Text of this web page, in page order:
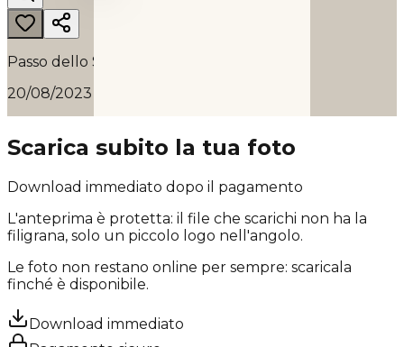
Passo dello Stelvio
20/08/2023 10:38
Scarica subito la tua foto
Download immediato dopo il pagamento
L'anteprima è protetta: il file che scarichi non ha la
filigrana, solo un piccolo logo nell'angolo.
Le foto non restano online per sempre: scaricala
finché è disponibile.
Download immediato